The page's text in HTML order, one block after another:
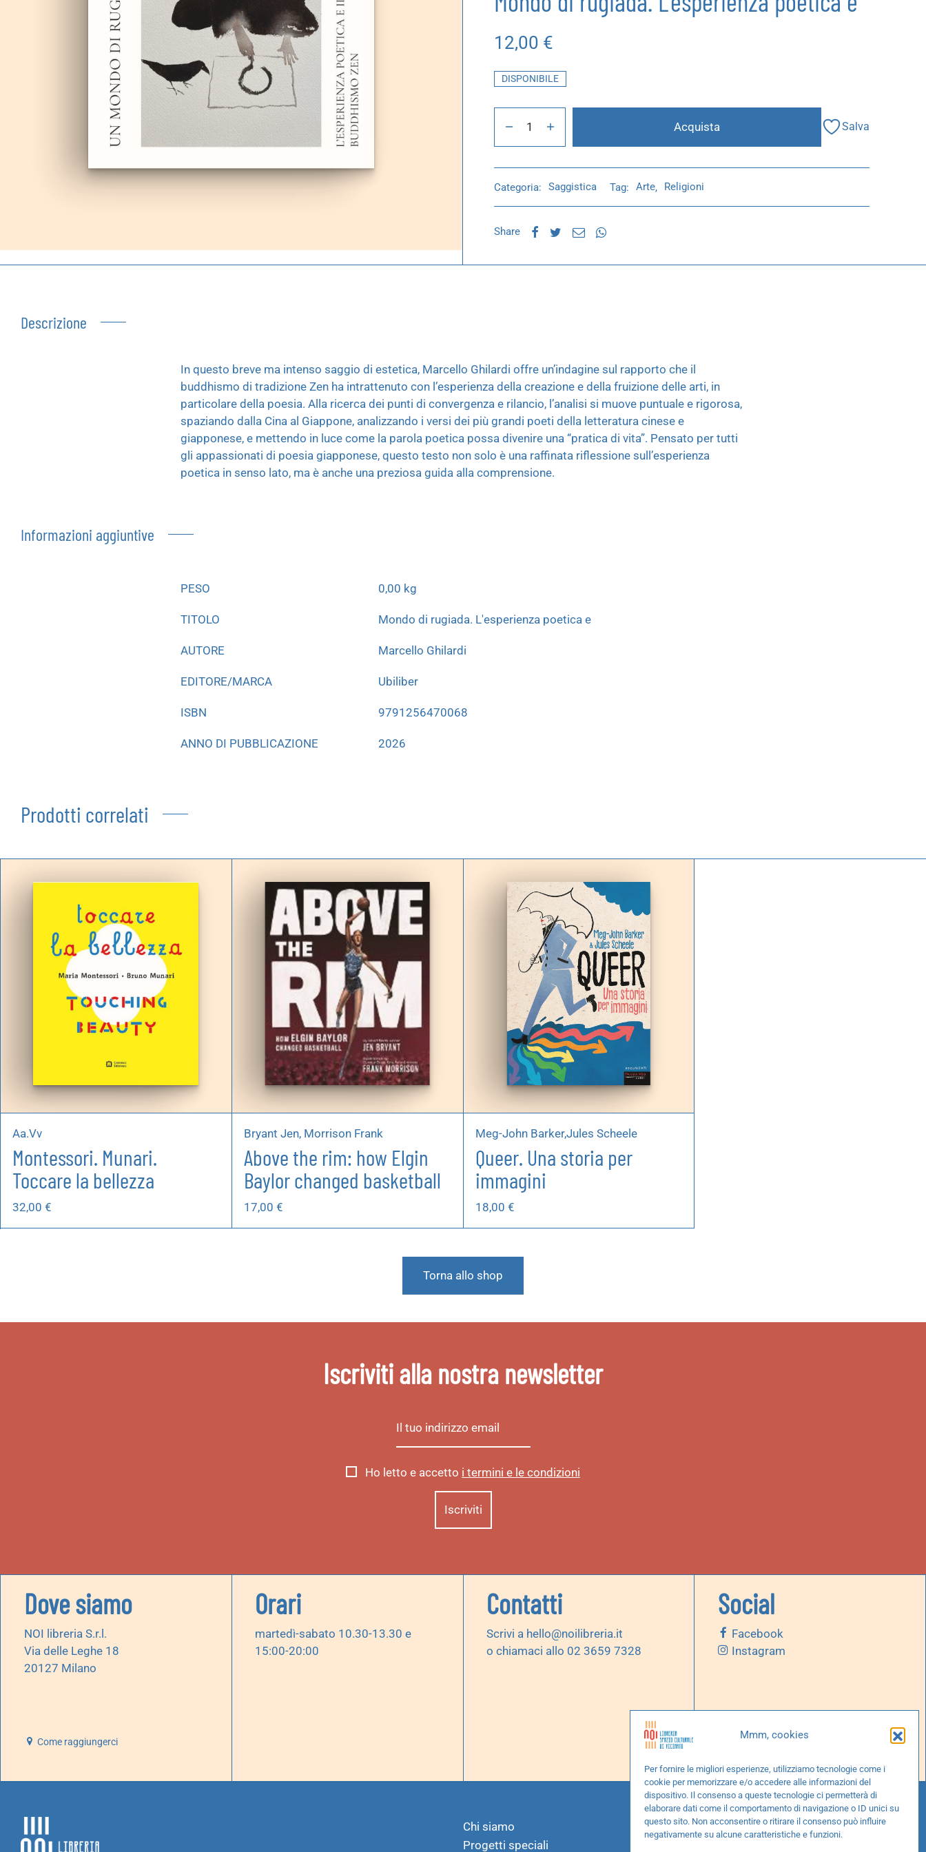
Mmm, cookies
Per fornire le migliori esperienze, utilizziamo tecnologie come i
cookie per memorizzare e/o accedere alle informazioni del
dispositivo. Il consenso a queste tecnologie ci permetterà di
elaborare dati come il comportamento di navigazione o ID unici su
questo sito. Non acconsentire o ritirare il consenso può influire
negativamente su alcune caratteristiche e funzioni.
12,00 €
DISPONIBILE
Acquista Salva
Categoria: Saggistica Tag: Arte, Religioni
Share
Descrizione
In questo breve ma intenso saggio di estetica, Marcello Ghilardi offre un’indagine sul rapporto che il
buddhismo di tradizione Zen ha intrattenuto con l’esperienza della creazione e della fruizione delle arti, in
particolare della poesia. Alla ricerca dei punti di convergenza e rilancio, l’analisi si muove puntuale e rigorosa,
spaziando dalla Cina al Giappone, analizzando i versi dei più grandi poeti della letteratura cinese e
giapponese, e mettendo in luce come la parola poetica possa divenire una “pratica di vita”. Pensato per tutti
gli appassionati di poesia giapponese, questo testo non solo è una raffinata riflessione sull’esperienza
poetica in senso lato, ma è anche una preziosa guida alla comprensione.
Informazioni aggiuntive
PESO 0,00 kg
TITOLO Mondo di rugiada. L'esperienza poetica e
AUTORE Marcello Ghilardi
EDITORE/MARCA Ubiliber
ISBN 9791256470068
ANNO DI PUBBLICAZIONE 2026
Prodotti correlati
Aa.Vv
Montessori. Munari.
Toccare la bellezza
32,00 €
Bryant Jen, Morrison Frank
Above the rim: how Elgin
Baylor changed basketball
17,00 €
Meg-John Barker,Jules Scheele
Queer. Una storia per
immagini
18,00 €
Torna allo shop
Iscriviti alla nostra newsletter
Ho letto e accetto i termini e le condizioni
Dove siamo
NOI libreria S.r.l.
Via delle Leghe 18
20127 Milano
Come raggiungerci
Orari
martedì-sabato 10.30-13.30 e
15:00-20:00
Contatti
Scrivi a hello@noilibreria.it
o chiamaci allo 02 3659 7328
Social
Facebook
Instagram
Chi siamo
Progetti speciali